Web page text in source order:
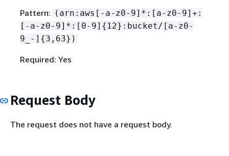
Pattern: (arn:aws[-a-z0-9]*:[a-z0-9]+:
[-a-z0-9]*:[0-9] { 12}:bucket/[a-z0-
9_-] {3,63})
Required: Yes
Request Body
The request does not have a request body.